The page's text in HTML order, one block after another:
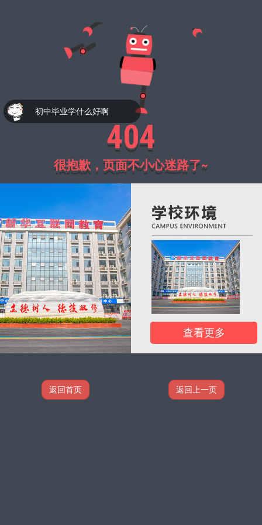
404
很抱歉，页面不小心迷路了~
查看更多
返回首页 返回上一页
初中毕业学什么好啊